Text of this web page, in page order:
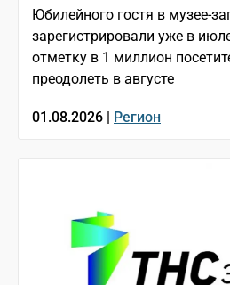
Юбилейного гостя в музее-
зарегистрировали уже в
отметку в 1 миллион
преодолеть в августе
01.08.2026 | Регион